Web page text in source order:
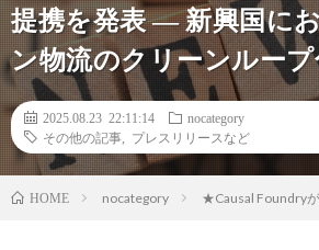
提携を発表 ― 新興国に
ン物流のクリーンルー
2025.08.23 22:11:14
nocategory
その他の記事
プレスリリースなど
HOME nocategory ★Causal Foundry